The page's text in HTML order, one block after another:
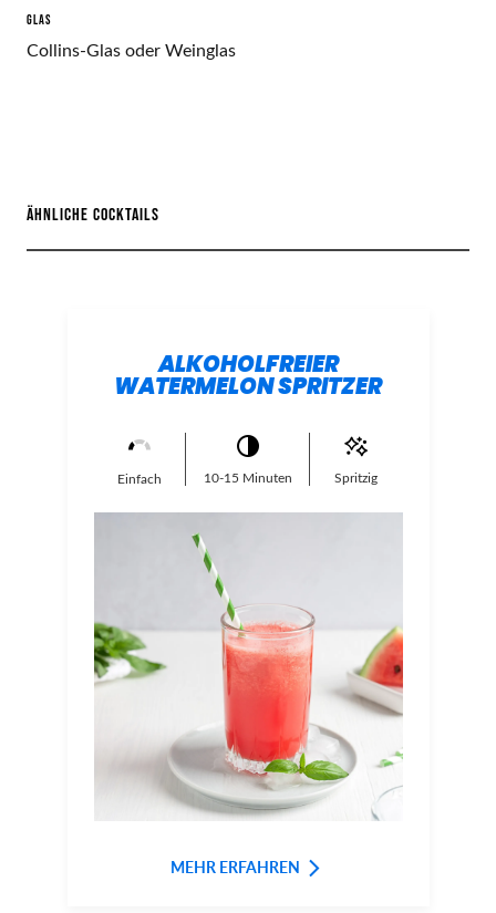
GLAS
Collins-Glas oder Weinglas
ÄHNLICHE COCKTAILS
ALKOHOLFREIER
WATERMELON SPRITZER
Einfach 10-15 Minuten Spritzig
MEHR ERFAHREN